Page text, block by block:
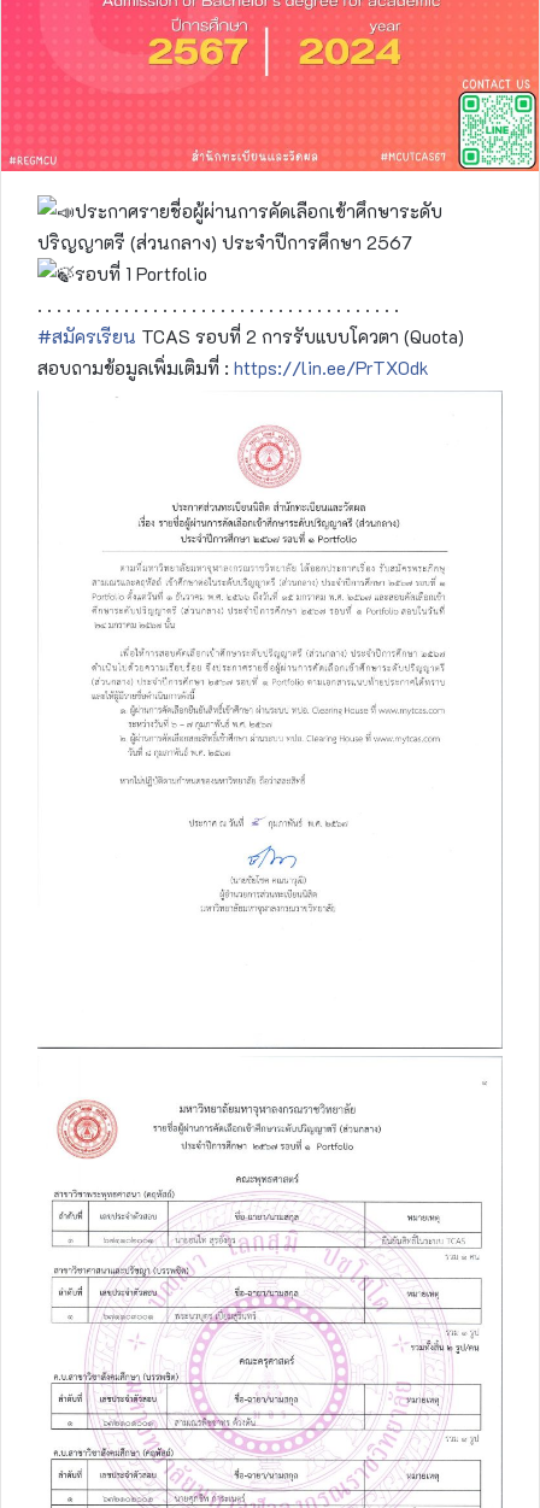
ประกาศรายชื่อผู้ผ่านการคัดเลือกเข้าศึกษาระดับ
ปริญญาตรี (ส่วนกลาง) ประจำปีการศึกษา 2567
รอบที่ 1 Portfolio
. . . . . . . . . . . . . . . . . . . . . . . . . . . . . . . . . . . . . .
#สมัครเรียน TCAS รอบที่ 2 การรับแบบโควตา (Quota)
สอบถามข้อมูลเพิ่มเติมที่ : https://lin.ee/PrTX0dk